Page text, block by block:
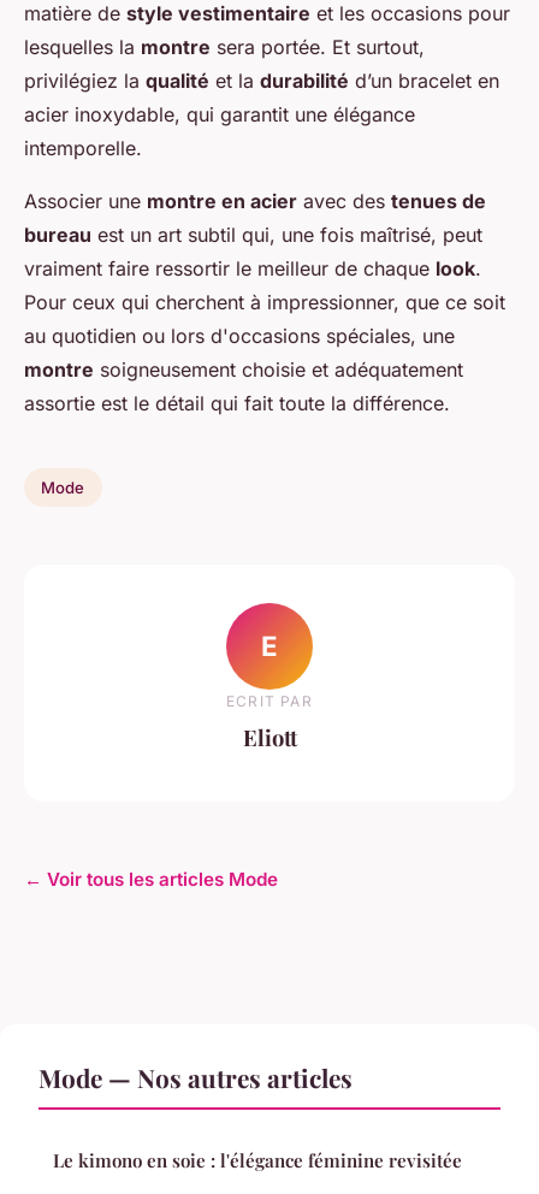
matière de style vestimentaire et les occasions pour
lesquelles la montre sera portée. Et surtout,
privilégiez la qualité et la durabilité d’un bracelet en
acier inoxydable, qui garantit une élégance
intemporelle.
Associer une montre en acier avec des tenues de
bureau est un art subtil qui, une fois maîtrisé, peut
vraiment faire ressortir le meilleur de chaque look.
Pour ceux qui cherchent à impressionner, que ce soit
au quotidien ou lors d'occasions spéciales, une
montre soigneusement choisie et adéquatement
assortie est le détail qui fait toute la différence.
Mode
E
ECRIT PAR
Eliott
← Voir tous les articles Mode
Mode — Nos autres articles
Le kimono en soie : l'élégance féminine revisitée